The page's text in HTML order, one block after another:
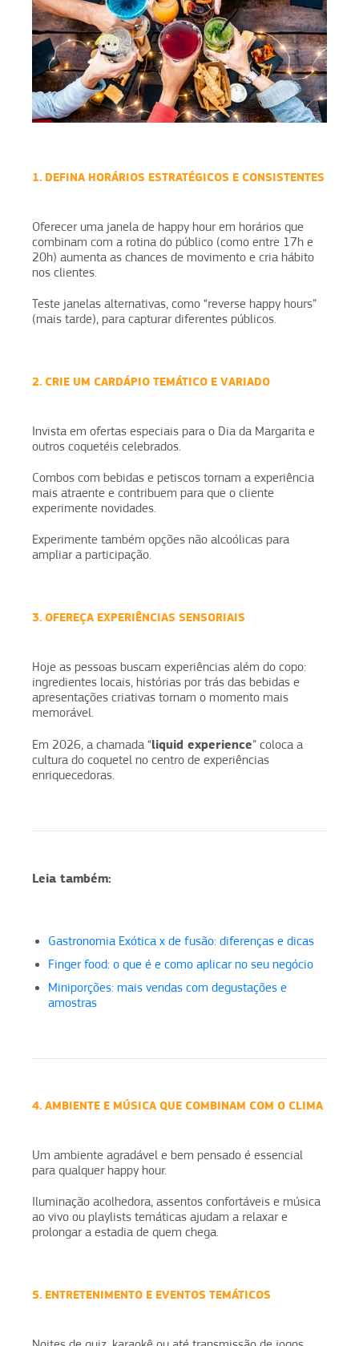
1. DEFINA HORÁRIOS ESTRATÉGICOS E CONSISTENTES
Oferecer uma janela de happy hour em horários que
combinam com a rotina do público (como entre 17h e
20h) aumenta as chances de movimento e cria hábito
nos clientes.
Teste janelas alternativas, como “reverse happy hours”
(mais tarde), para capturar diferentes públicos.
2. CRIE UM CARDÁPIO TEMÁTICO E VARIADO
Invista em ofertas especiais para o Dia da Margarita e
outros coquetéis celebrados.
Combos com bebidas e petiscos tornam a experiência
mais atraente e contribuem para que o cliente
experimente novidades.
Experimente também opções não alcoólicas para
ampliar a participação.
3. OFEREÇA EXPERIÊNCIAS SENSORIAIS
Hoje as pessoas buscam experiências além do copo:
ingredientes locais, histórias por trás das bebidas e
apresentações criativas tornam o momento mais
memorável.
Em 2026, a chamada “liquid experience” coloca a
cultura do coquetel no centro de experiências
enriquecedoras.
Leia também:
Gastronomia Exótica x de fusão: diferenças e dicas
Finger food: o que é e como aplicar no seu negócio
Miniporções: mais vendas com degustações e
amostras
4. AMBIENTE E MÚSICA QUE COMBINAM COM O CLIMA
Um ambiente agradável e bem pensado é essencial
para qualquer happy hour.
Iluminação acolhedora, assentos confortáveis e música
ao vivo ou playlists temáticas ajudam a relaxar e
prolongar a estadia de quem chega.
5. ENTRETENIMENTO E EVENTOS TEMÁTICOS